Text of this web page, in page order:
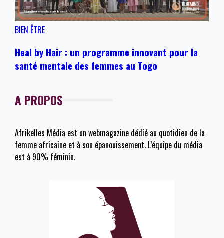
BIEN ÊTRE
Heal by Hair : un programme innovant pour la
santé mentale des femmes au Togo
A PROPOS
Afrikelles Média est un webmagazine dédié au quotidien de la
femme africaine et à son épanouissement. L’équipe du média
est à 90% féminin.